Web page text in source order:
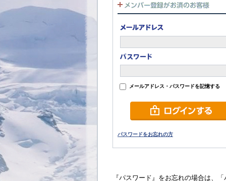
メールアドレス・パスワードを記憶する
パスワードをお忘れの方
『パスワード』をお忘れの場合は、